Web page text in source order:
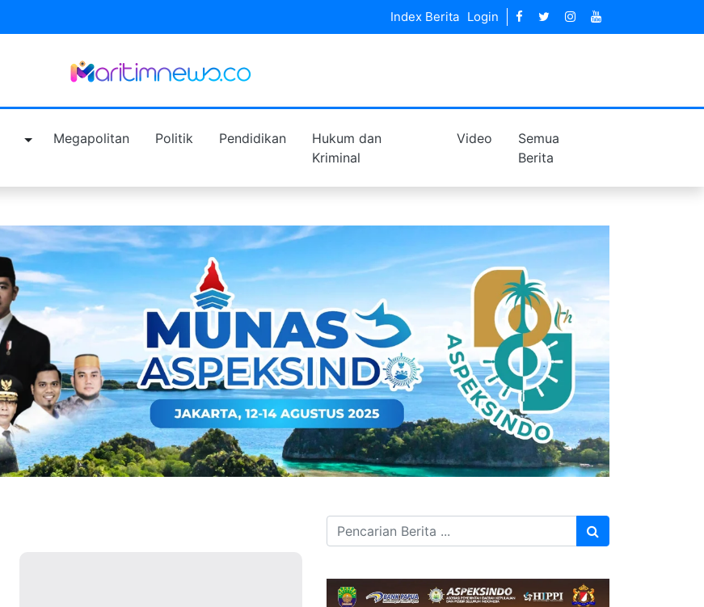
Index Berita Login
Megapolitan Politik Pendidikan
Hukum dan
Kriminal
Video
Semua
Berita